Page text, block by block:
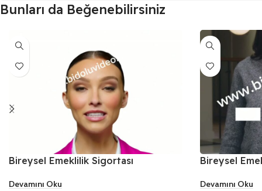
Bunları da Beğenebilirsiniz
Bireysel Emeklilik Sigortası
Devamını Oku
Bireysel
Devamını Oku